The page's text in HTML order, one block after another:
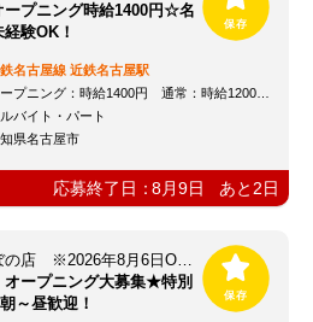
ープニング時給1400円☆名
験OK！
名古屋線 近鉄名古屋駅
プニング：時給1400円 通常：時給1200円～＋交通費全額支給
バイト・パート
県名古屋市
応募終了日：8月9日 あと 2日
業務スーパー 那覇あけぼの店 ※2026年8月6日OPEN
オープニング大募集★特別
～昼歓迎！